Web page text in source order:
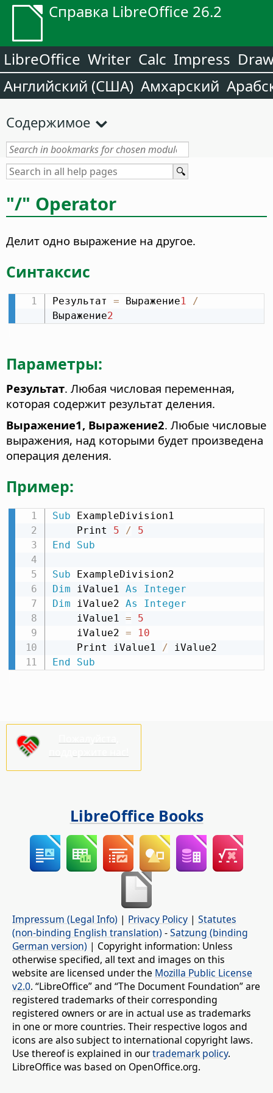
Справка LibreOffice 26.2
LibreOffice Writer Calc Impress
Английский (США) Амхарский
Содержимое
"/" Operator
Делит одно выражение на другое.
Синтаксис
Результат = Выражение1
/
Выражение2
Параметры:
Результат. Любая числовая переменная,
которая содержит результат деления.
Выражение1, Выражение2. Любые числовые
выражения, над которыми будет произведена
операция деления.
Пример:
Sub ExampleDivision1
    Print
5 /
5
End
Sub
Sub
Dim iValue1 As
Integer
Dim iValue2 As
Integer
    iValue1
=
5
    iValue2
=
10
    Print iValue1
/
End
Sub
LibreOffice Books
Impressum (Legal Info) | Privacy Policy | Statutes
(non-binding English translation) -Satzung (binding
German version) | Copyright information: Unless
otherwise specified, all text and images on this
website are licensed under the Mozilla Public License
v2.0. “LibreOffice” and “The Document Foundation” are
registered trademarks of their corresponding
registered owners or are in actual use as trademarks
in one or more countries. Their respective logos and
icons are also subject to international copyright laws.
Use thereof is explained in ourtrademark policy.
LibreOffice was based on OpenOffice.org.